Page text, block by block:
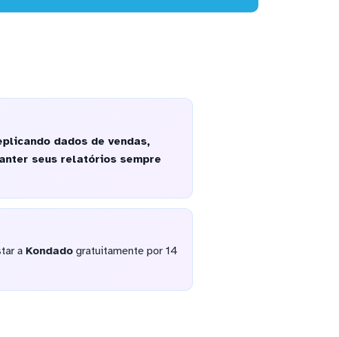
dados de vendas,
seus relatórios sempre
a Kondadogratuitamente por 14